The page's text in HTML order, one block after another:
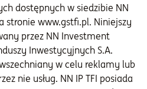
dostępnych w siedzibie NN
stronie www.gstfi.pl. Niniejszy
przez NN Investment
Inwestycyjnych S.A.
w celu reklamy lub
nie usług. NN IP TFI posiada